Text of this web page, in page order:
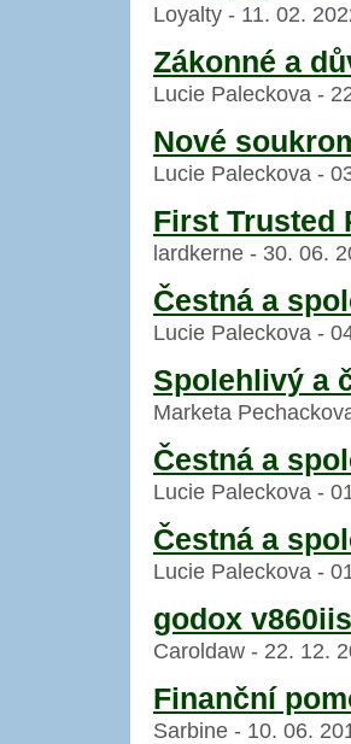
Loyalty - 11. 02.
Zákonné a
Lucie Paleckova -
Nové
Lucie Paleckova -
First Trusted
lardkerne - 30. 06.
Čestná a
Lucie Paleckova -
Spolehlivý a
Marketa
Čestná a
Lucie Paleckova -
Čestná a
Lucie Paleckova -
godox
Caroldaw - 22. 12.
Finanční
Sarbine - 10. 06.